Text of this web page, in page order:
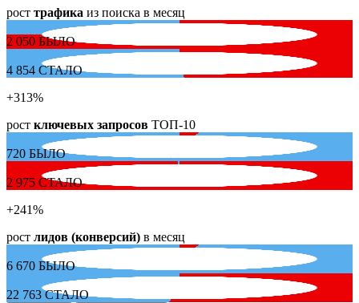
рост трафика из поиска в месяц
2 050 БЫЛО
4 854 СТАЛО
+313%
рост ключевых запросов ТОП-10
720 БЫЛО
2 975 СТАЛО
+241%
рост лидов (конверсий) в месяц
6 670 БЫЛО
22 763СТАЛО